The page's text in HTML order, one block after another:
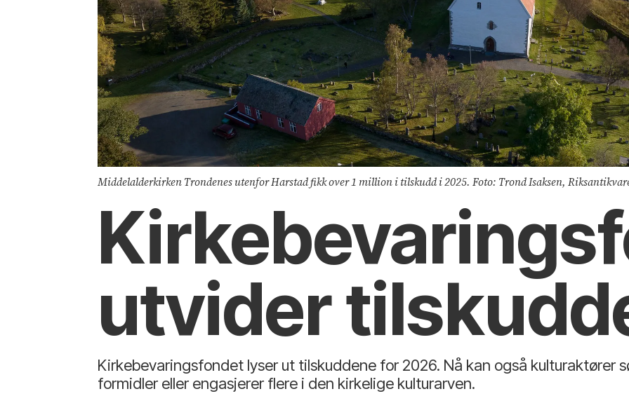
Middelalderkirken Trondenes utenfor Harstad fikk over 1 million i tilskudd i 2025. Foto: Trond Isaksen,
utvider
Kirkebevaringsfondet lyser ut tilskuddene for 2026. Nå kan også kulturaktører
formidler eller engasjerer flere i den kirkelige kulturarven.